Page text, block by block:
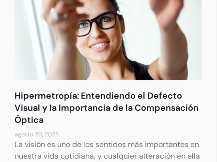
Hipermetropía: Entendiendo el Defecto
Visual y la Importancia de la Compensación
Óptica
agosto 20, 2025
La visión es uno de los sentidos más importantes en
nuestra vida cotidiana, y cualquier alteración en ella